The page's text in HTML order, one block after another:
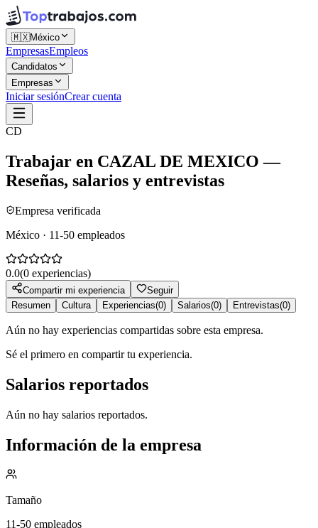
🇲🇽México
EmpresasEmpleos
Candidatos
Empresas
Iniciar sesiónCrear cuenta
CD
Trabajar en CAZAL DE MEXICO —
Reseñas, salarios y entrevistas
Empresa verificada
México · 11-50 empleados
0.0(0 experiencias)
Compartir mi experiencia
Seguir
Resumen
Cultura Experiencias(0) Salarios(0) Entrevistas(0)
Aún no hay experiencias compartidas sobre esta empresa.
Sé el primero en compartir tu experiencia.
Salarios reportados
Aún no hay salarios reportados.
Información de la empresa
Tamaño
11-50 empleados